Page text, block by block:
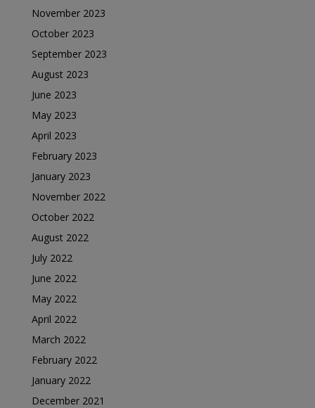
November 2023
October 2023
September 2023
August 2023
June 2023
May 2023
April 2023
February 2023
January 2023
November 2022
October 2022
August 2022
July 2022
June 2022
May 2022
April 2022
March 2022
February 2022
January 2022
December 2021